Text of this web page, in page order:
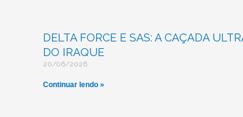
DELTA FORCE E SAS: A CAÇADA
DO IRAQUE
20/06/2026
Continuar lendo »